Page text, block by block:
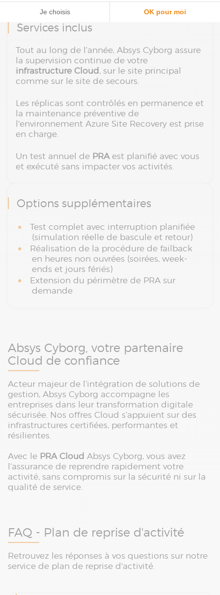
Services inclus
Tout au long de l’année, Absys Cyborg assure
la supervision continue de votre
infrastructure Cloud , sur le site principal
comme sur le site de secours.
Les réplicas sont contrôlés en permanence et
la maintenance préventive de
l'environnement Azure Site Recovery est prise
en charge.
Un test annuel de PRAest planifié avec vous
et exécuté sans impacter vos activités.
Options supplémentaires
Test complet avec interruption planifiée
(simulation réelle de bascule et retour)
Réalisation de la procédure de failback
en heures non ouvrées (soirées, week-
ends et jours fériés)
Extension du périmètre de PRA sur
demande
Absys Cyborg, votre partenaire
Cloud de confiance
Acteur majeur de l’intégration de solutions de
gestion, Absys Cyborg accompagne les
entreprises dans leur transformation digitale
sécurisée. Nos offres Cloud s’appuient sur des
infrastructures certifiées, performantes et
résilientes.
Avec le PRA Cloud Absys Cyborg, vous avez
l’assurance de reprendre rapidement votre
activité, sans compromis sur la sécurité ni sur la
qualité de service.
FAQ - Plan de reprise d'activité
Retrouvez les réponses à vos questions sur notre
service de plan de reprise d'activité.